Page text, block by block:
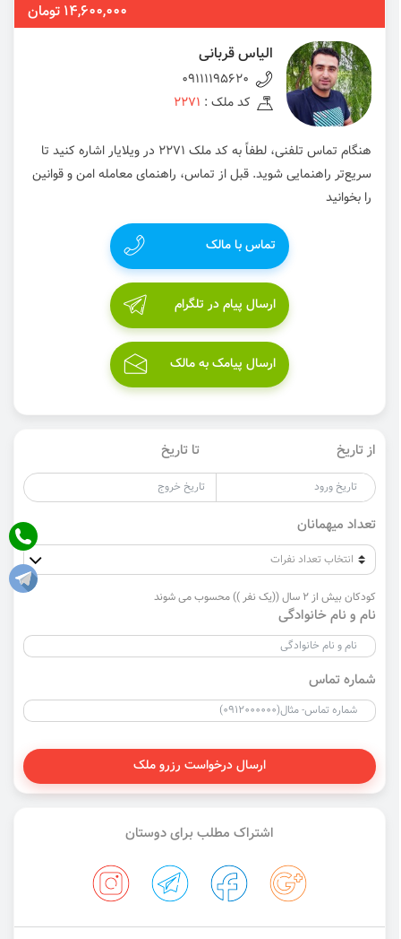
14,600,000 تومان
الیاس قربانی
09111195620
کد ملک : 2271
هنگام تماس تلفنی، لطفاً به کد ملک 2271 در ویلایار اشاره کنید تا
سریع‌تر راهنمایی شوید. قبل از تماس، راهنمای معامله امن و قوانین
را بخوانید
تماس با مالک
ارسال پیام در تلگرام
ارسال پیامک به مالک
از تاریخ تا تاریخ
تعداد میهمانان
کودکان بیش از 2 سال ((یک نفر )) محسوب می شوند
نام و نام خانوادگی
شماره تماس
ارسال درخواست رزرو ملک
اشتراک مطلب برای دوستان